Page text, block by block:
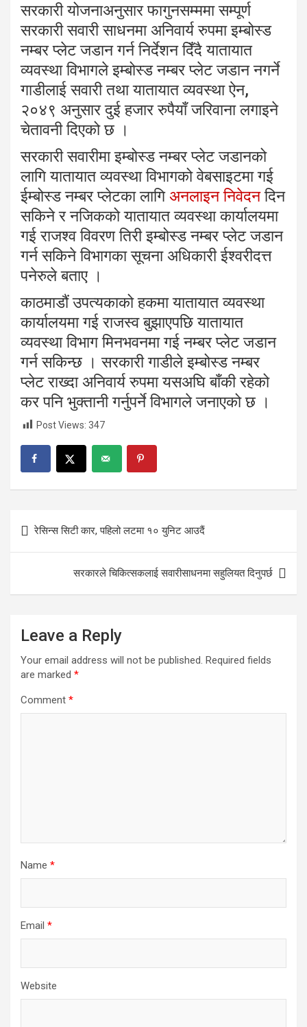
सरकारी योजनाअनुसार फागुनसम्ममा सम्पूर्ण
सरकारी सवारी साधनमा अनिवार्य रुपमा इम्बोस्ड
नम्बर प्लेट जडान गर्न निर्देशन दिँदै यातायात
व्यवस्था विभागले इम्बोस्ड नम्बर प्लेट जडान नगर्ने
गाडीलाई सवारी तथा यातायात व्यवस्था ऐन,
२०४९ अनुसार दुई हजार रुपैयाँ जरिवाना लगाइने
चेतावनी दिएको छ ।
सरकारी सवारीमा इम्बोस्ड नम्बर प्लेट जडानको
लागि यातायात व्यवस्था विभागको वेबसाइटमा गई
ईम्बोस्ड नम्बर प्लेटका लागिअनलाइन निवेदनदिन
सकिने र नजिकको यातायात व्यवस्था कार्यालयमा
गई राजश्व विवरण तिरी इम्बोस्ड नम्बर प्लेट जडान
गर्न सकिने विभागका सूचना अधिकारी ईश्वरीदत्त
पनेरुले बताए ।
काठमाडौं उपत्यकाको हकमा यातायात व्यवस्था
कार्यालयमा गई राजस्व बुझाएपछि यातायात
व्यवस्था विभाग मिनभवनमा गई नम्बर प्लेट जडान
गर्न सकिन्छ । सरकारी गाडीले इम्बोस्ड नम्बर
प्लेट राख्दा अनिवार्य रुपमा यसअघि बाँकी रहेको
कर पनि भुक्तानी गर्नुपर्ने विभागले जनाएको छ ।
Post Views: 347
Post
navigation
रेसिन्स सिटी कार, पहिलो लटमा १० युनिट आउदैं
सरकारले चिकित्सकलाई सवारीसाधनमा सहुलियत दिनुपर्छ
Leave a Reply
Your email address will not be published. Required fields
are marked *
Comment *
Name *
Email *
Website